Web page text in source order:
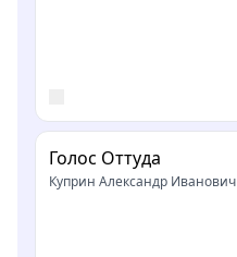
Голос Оттуда
Куприн Александр Иванович